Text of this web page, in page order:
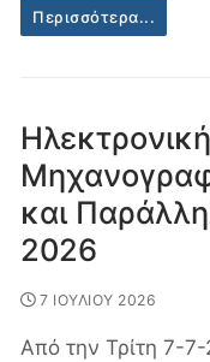
Περισσότερα...
και
2026
7 ΙΟΥΛΙΟΥ 2026
Από την Τρίτη 7-